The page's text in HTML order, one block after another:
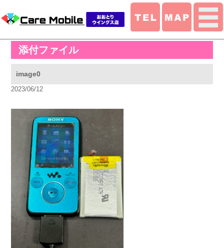
添付ファイル
image0
2023/06/12